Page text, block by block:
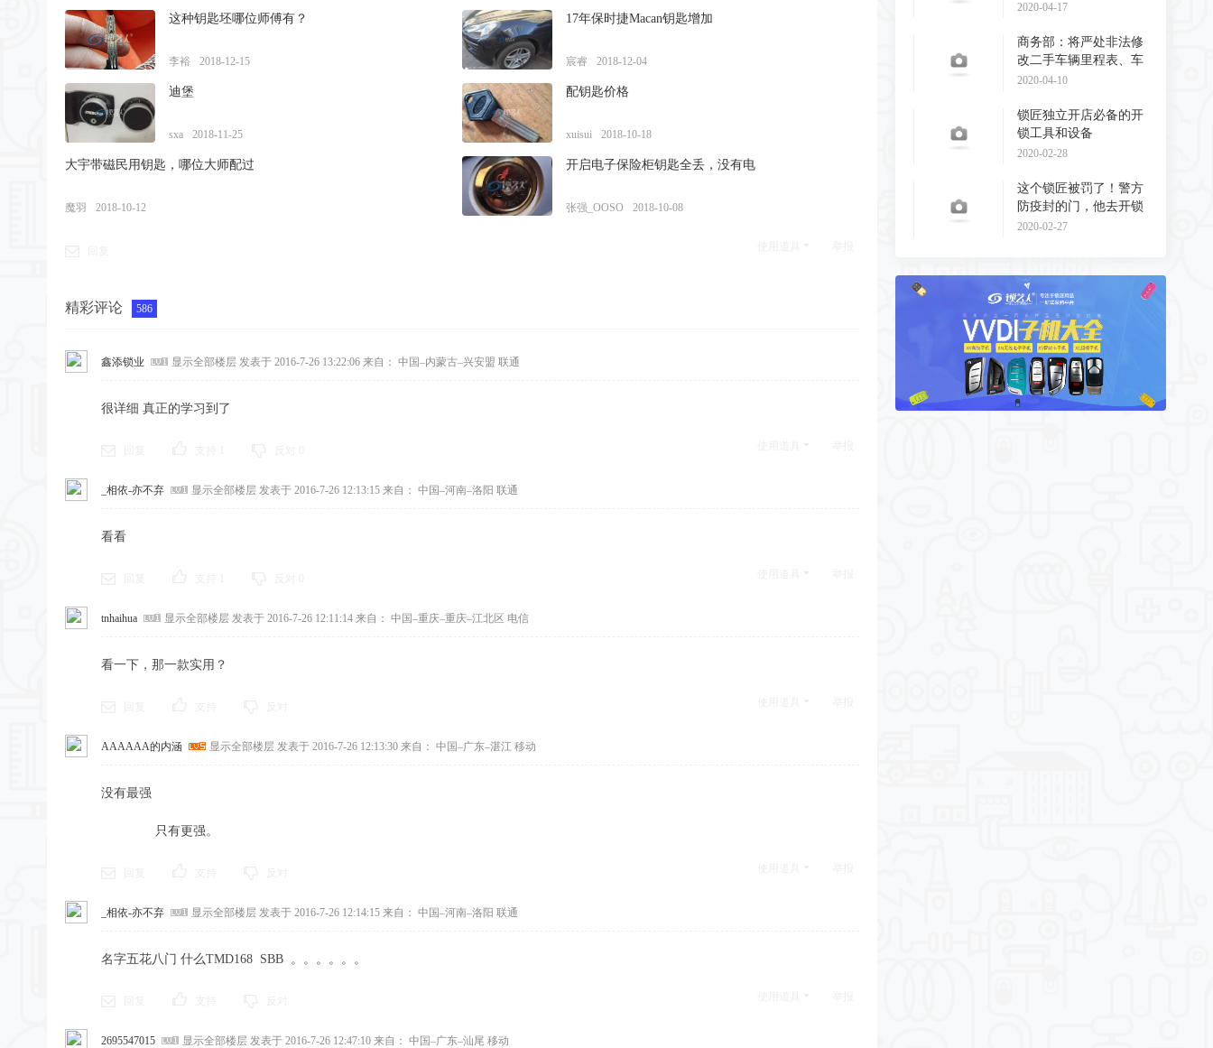
2020-04-17
商务部：将严处非法修
改二手车辆里程表、车
辆识别代码和发动
2020-04-10
锁匠独立开店必备的开
锁工具和设备
2020-02-28
这个锁匠被罚了！警方
防疫封的门，他去开锁
了！
2020-02-27
这种钥匙坯哪位师傅有？
李裕 2018-12-15
17年保时捷Macan钥匙增加
宸睿 2018-12-04
迪堡
sxa 2018-11-25
配钥匙价格
xuisui 2018-10-18
大宇带磁民用钥匙，哪位大师配过
魔羽 2018-10-12
开启电子保险柜钥匙全丢，没有电
张强_OOSO 2018-10-08
精彩评论 586
鑫添锁业 显示全部楼层 发表于 2016-7-26 13:22:06 来自： 中国–内蒙古–兴安盟 联通
很详细 真正的学习到了
_相依-亦不弃 显示全部楼层 发表于 2016-7-26 12:13:15 来自： 中国–河南–洛阳 联通
看看
tnhaihua 显示全部楼层 发表于 2016-7-26 12:11:14 来自： 中国–重庆–重庆–江北区 电信
看一下，那一款实用？
AAAAAA的内涵 显示全部楼层 发表于 2016-7-26 12:13:30 来自： 中国–广东–湛江 移动
没有最强
只有更强。
_相依-亦不弃 显示全部楼层 发表于 2016-7-26 12:14:15 来自： 中国–河南–洛阳 联通
名字五花八门 什么TMD168 SBB 。。。。。。
2695547015 显示全部楼层 发表于 2016-7-26 12:47:10 来自： 中国–广东–汕尾 移动